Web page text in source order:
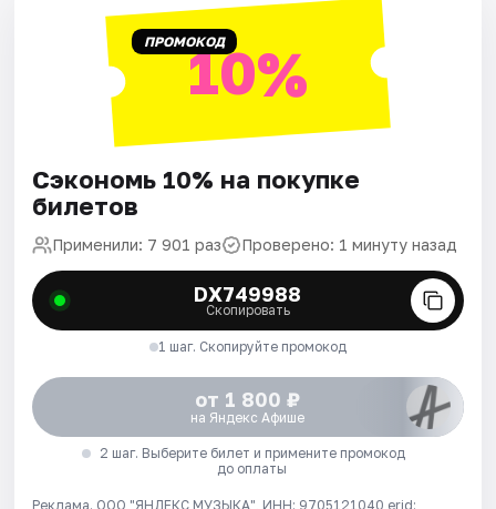
ПРОМОКОД10%
Сэкономь 10% на покупке
билетов
Применили: 7 901 раз Проверено: 1 минуту назад
DX749988
Скопировать
1 шаг. Скопируйте промокод
от 1 800 ₽
на Яндекс Афише
2 шаг. Выберите билет и примените промокод
до оплаты
Реклама. ООО "ЯНДЕКС МУЗЫКА", ИНН: 9705121040 erid: